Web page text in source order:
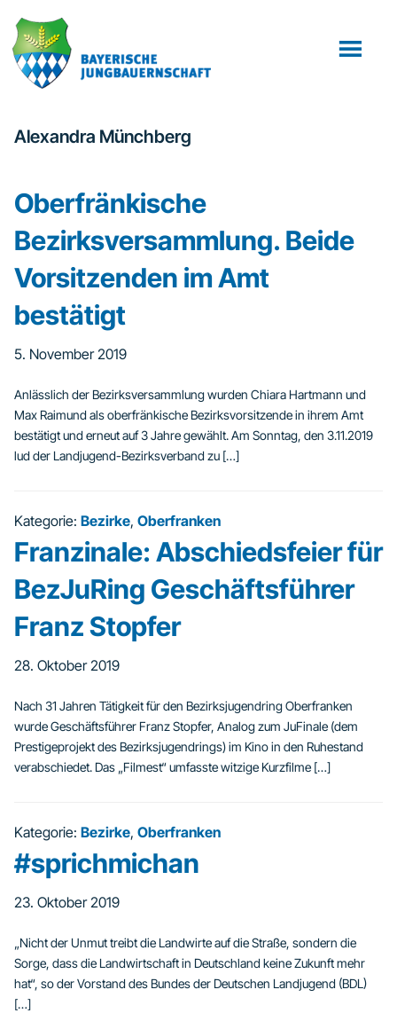
Inhalt
springen
Fußzeile
springen
Alexandra Münchberg
Oberfränkische
Bezirksversammlung. Beide
Vorsitzenden im Amt
bestätigt
5. November 2019
Anlässlich der Bezirksversammlung wurden Chiara Hartmann und
Max Raimund als oberfränkische Bezirksvorsitzende in ihrem Amt
bestätigt und erneut auf 3 Jahre gewählt. Am Sonntag, den 3.11.2019
lud der Landjugend-Bezirksverband zu […]
Kategorie: Bezirke, Oberfranken
Franzinale: Abschiedsfeier für
BezJuRing Geschäftsführer
Franz Stopfer
28. Oktober 2019
Nach 31 Jahren Tätigkeit für den Bezirksjugendring Oberfranken
wurde Geschäftsführer Franz Stopfer, Analog zum JuFinale (dem
Prestigeprojekt des Bezirksjugendrings) im Kino in den Ruhestand
verabschiedet. Das „Filmest“ umfasste witzige Kurzfilme […]
Kategorie: Bezirke, Oberfranken
#sprichmichan
23. Oktober 2019
„Nicht der Unmut treibt die Landwirte auf die Straße, sondern die
Sorge, dass die Landwirtschaft in Deutschland keine Zukunft mehr
hat“, so der Vorstand des Bundes der Deutschen Landjugend (BDL)
[…]